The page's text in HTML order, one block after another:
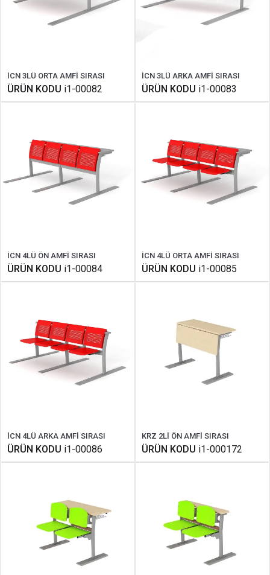
İCN 3LÜ ORTA AMFİ SIRASI
ÜRÜN KODU i1-00082
İCN 3LÜ ARKA AMFİ SIRASI
ÜRÜN KODU i1-00083
İCN 4LÜ ÖN AMFİ SIRASI
ÜRÜN KODU i1-00084
İCN 4LÜ ORTA AMFİ SIRASI
ÜRÜN KODU i1-00085
İCN 4LÜ ARKA AMFİ SIRASI
ÜRÜN KODU i1-00086
KRZ 2Lİ ÖN AMFİ SIRASI
ÜRÜN KODU i1-000172